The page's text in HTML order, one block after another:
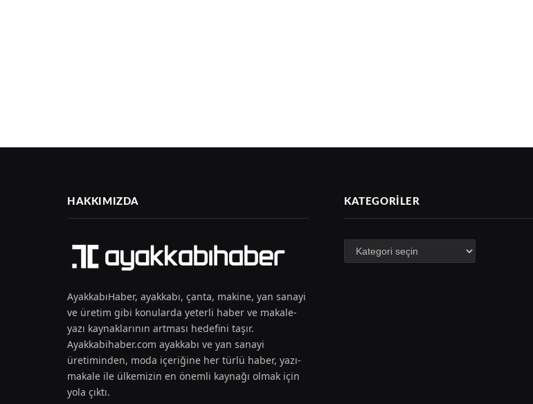
HAKKIMIZDA
AyakkabıHaber, ayakkabı, çanta, makine, yan sanayi
ve üretim gibi konularda yeterli haber ve makale-
yazı kaynaklarının artması hedefini taşır.
Ayakkabihaber.com ayakkabı ve yan sanayi
üretiminden, moda içeriğine her türlü haber, yazı-
makale ile ülkemizin en önemli kaynağı olmak için
yola çıktı.
KATEGORILER
Kategoriler